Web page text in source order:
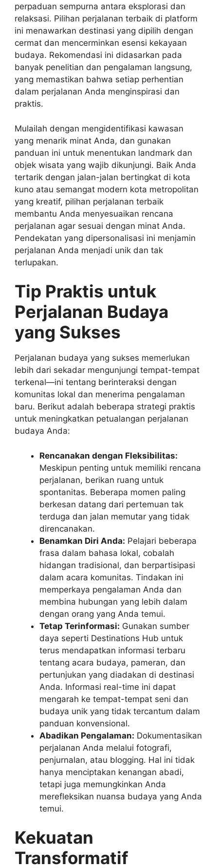
perpaduan sempurna antara eksplorasi dan
relaksasi. Pilihan perjalanan terbaik di platform
ini menawarkan destinasi yang dipilih dengan
cermat dan mencerminkan esensi kekayaan
budaya. Rekomendasi ini didasarkan pada
banyak penelitian dan pengalaman langsung,
yang memastikan bahwa setiap perhentian
dalam perjalanan Anda menginspirasi dan
praktis.
Mulailah dengan mengidentifikasi kawasan
yang menarik minat Anda, dan gunakan
panduan ini untuk menentukan landmark dan
objek wisata yang wajib dikunjungi. Baik Anda
tertarik dengan jalan-jalan bertingkat di kota
kuno atau semangat modern kota metropolitan
yang kreatif, pilihan perjalanan terbaik
membantu Anda menyesuaikan rencana
perjalanan agar sesuai dengan minat Anda.
Pendekatan yang dipersonalisasi ini menjamin
perjalanan Anda menjadi unik dan tak
terlupakan.
Tip Praktis untuk
Perjalanan Budaya
yang Sukses
Perjalanan budaya yang sukses memerlukan
lebih dari sekadar mengunjungi tempat-tempat
terkenal—ini tentang berinteraksi dengan
komunitas lokal dan menerima pengalaman
baru. Berikut adalah beberapa strategi praktis
untuk meningkatkan petualangan perjalanan
budaya Anda:
Rencanakan dengan Fleksibilitas:
Meskipun penting untuk memiliki rencana
perjalanan, berikan ruang untuk
spontanitas. Beberapa momen paling
berkesan datang dari pertemuan tak
terduga dan jalan memutar yang tidak
direncanakan.
Benamkan Diri Anda: Pelajari beberapa
frasa dalam bahasa lokal, cobalah
hidangan tradisional, dan berpartisipasi
dalam acara komunitas. Tindakan ini
memperkaya pengalaman Anda dan
membina hubungan yang lebih dalam
dengan orang yang Anda temui.
Tetap Terinformasi: Gunakan sumber
daya seperti Destinations Hub untuk
terus mendapatkan informasi terbaru
tentang acara budaya, pameran, dan
pertunjukan yang diadakan di destinasi
Anda. Informasi real-time ini dapat
mengarah ke tempat-tempat seni dan
budaya unik yang tidak tercantum dalam
panduan konvensional.
Abadikan Pengalaman: Dokumentasikan
perjalanan Anda melalui fotografi,
penjurnalan, atau blogging. Hal ini tidak
hanya menciptakan kenangan abadi,
tetapi juga memungkinkan Anda
merefleksikan nuansa budaya yang Anda
temui.
Kekuatan
Transformatif